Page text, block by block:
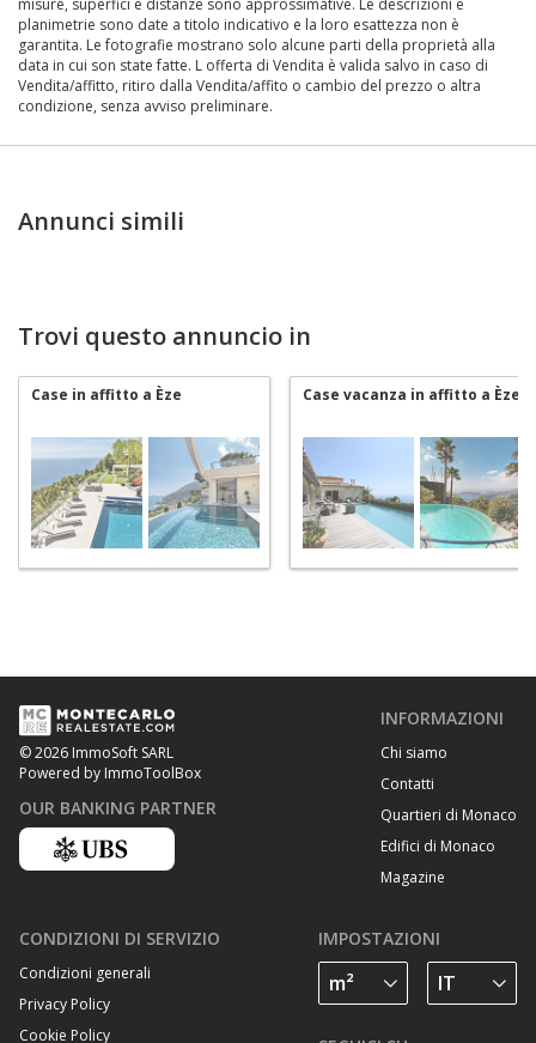
misure, superfici e distanze sono approssimative. Le descrizioni e
planimetrie sono date a titolo indicativo e la loro esattezza non è
garantita. Le fotografie mostrano solo alcune parti della proprietà alla
data in cui son state fatte. L offerta di Vendita è valida salvo in caso di
Vendita/affitto, ritiro dalla Vendita/affito o cambio del prezzo o altra
condizione, senza avviso preliminare.
Annunci simili
Trovi questo annuncio in
Case in affitto a Èze Case vacanza in affitto a Èze
© 2026 ImmoSoft SARL
Powered by ImmoToolBox
OUR BANKING PARTNER
INFORMAZIONI
Chi siamo
Contatti
Quartieri di Monaco
Edifici di Monaco
Magazine
CONDIZIONI DI SERVIZIO
Condizioni generali
Privacy Policy
Cookie Policy
IMPOSTAZIONI